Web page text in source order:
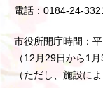
電話：0184-24-
市役所開庁時間：
（12月29日から1月
（ただし、施設に